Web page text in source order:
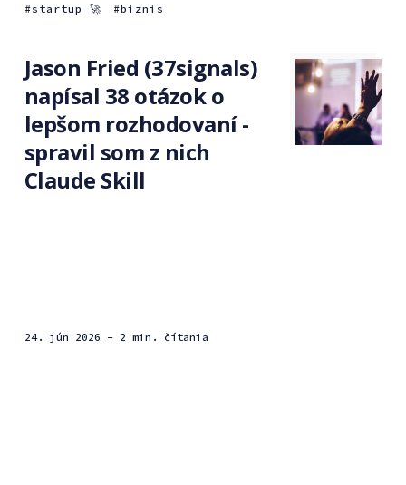
startup 🚀 biznis
Jason Fried (37signals)
napísal 38 otázok o
lepšom rozhodovaní -
spravil som z nich
Claude Skill
24. jún 2026 - 2 min. čítania